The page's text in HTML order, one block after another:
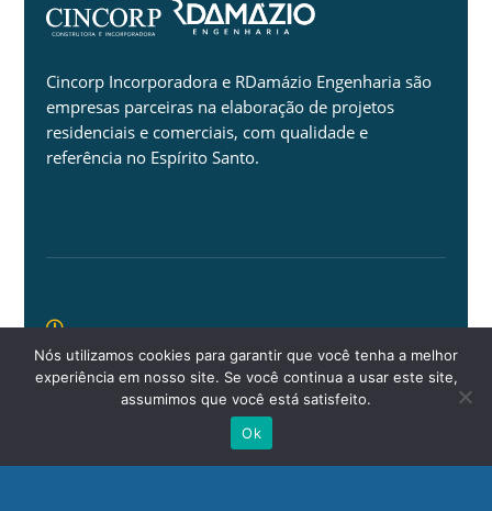
Cincorp Incorporadora e RDamázio Engenharia são
empresas parceiras na elaboração de projetos
residenciais e comerciais, com qualidade e
referência no Espírito Santo.

Funcionamento
Segunda a Quinta 08h às 18h
Nós utilizamos cookies para garantir que você tenha a melhor
experiência em nosso site. Se você continua a usar este site,
assumimos que você está satisfeito.
Ok